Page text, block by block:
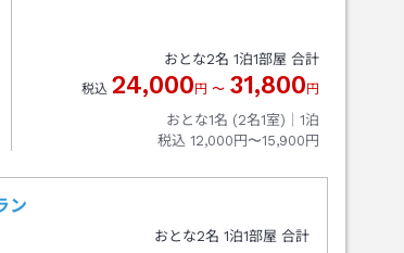
おとな2名 1泊1部屋 合計
税込 24,000 円 〜 31,800 円
おとな1名 (2名1室)｜ 1泊
税込 12,000円〜15,900円
ン
おとな2名 1泊1部屋 合計